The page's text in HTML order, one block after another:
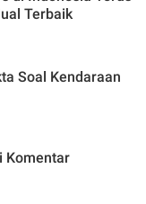
Terbaik
Soal Kendaraan
Komentar